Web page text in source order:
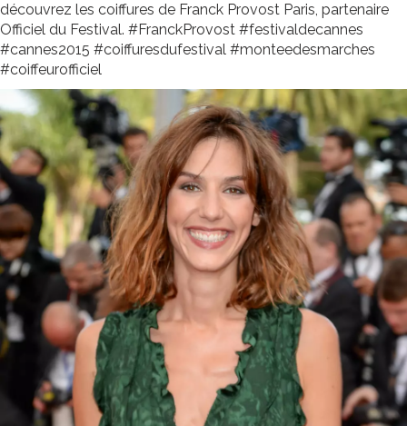
découvrez les coiffures de Franck Provost Paris, partenaire
Officiel du Festival. ‪#‎FranckProvost‬ ‪#‎festivaldecannes‬
‪#‎cannes2015‬ ‪#‎coiffuresdufestival‬ ‪#‎monteedesmarches‬
‪#‎coiffeurofficiel‬